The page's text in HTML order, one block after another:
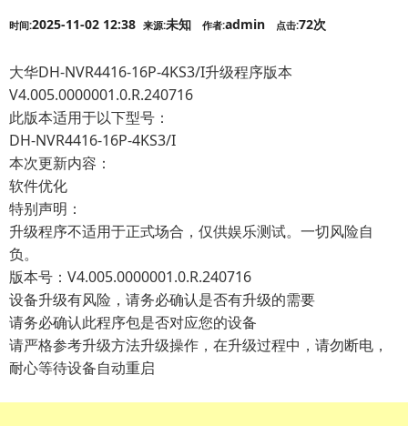
时间:2025-11-02 12:38 来源:未知 作者:admin 点击:72次
大华DH-NVR4416-16P-4KS3/I升级程序版本
V4.005.0000001.0.R.240716
此版本适用于以下型号：
DH-NVR4416-16P-4KS3/I
本次更新内容：
软件优化
特别声明：
升级程序不适用于正式场合，仅供娱乐测试。一切风险自
负。
版本号：V4.005.0000001.0.R.240716
设备升级有风险，请务必确认是否有升级的需要
请务必确认此程序包是否对应您的设备
请严格参考升级方法升级操作，在升级过程中，请勿断电，
耐心等待设备自动重启